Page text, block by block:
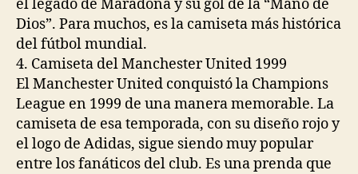
el legado de Maradona y su gol de la “Mano de
Dios”. Para muchos, es la camiseta más histórica
del fútbol mundial.
4. Camiseta del Manchester United 1999
El Manchester United conquistó la Champions
League en 1999 de una manera memorable. La
camiseta de esa temporada, con su diseño rojo y
el logo de Adidas, sigue siendo muy popular
entre los fanáticos del club. Es una prenda que